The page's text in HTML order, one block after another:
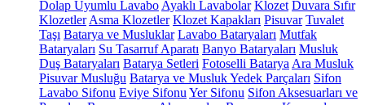
Dolap Uyumlu Lavabo Ayaklı Lavabolar Klozet Duvara Sıfır
Klozetler Asma Klozetler Klozet Kapakları Pisuvar Tuvalet
Taşı Batarya ve Musluklar Lavabo Bataryaları Mutfak
Bataryaları Su Tasarruf Aparatı Banyo Bataryaları Musluk
Duş Bataryaları Batarya Setleri Fotoselli Batarya Ara Musluk
Pisuvar Musluğu Batarya ve Musluk Yedek Parçaları Sifon
Lavabo Sifonu Eviye Sifonu Yer Sifonu Sifon Aksesuarları ve